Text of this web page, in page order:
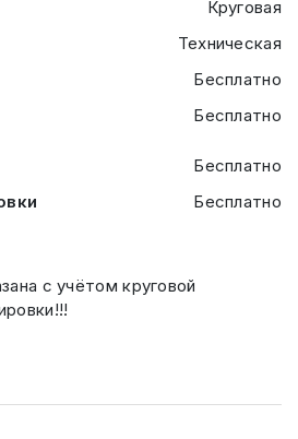
Круговая
Техническая
Бесплатно
Бесплатно
Бесплатно
Бесплатно
с учётом круговой